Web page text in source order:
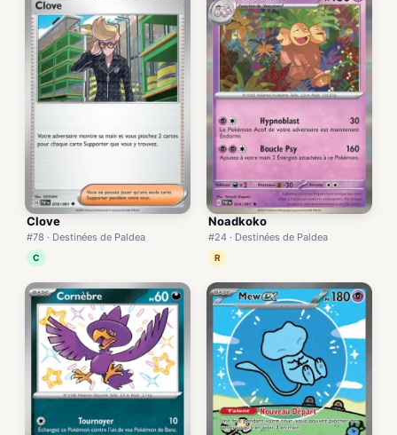
Clove
#78 · Destinées de Paldea
C
Noadkoko
#24 · Destinées de Paldea
R